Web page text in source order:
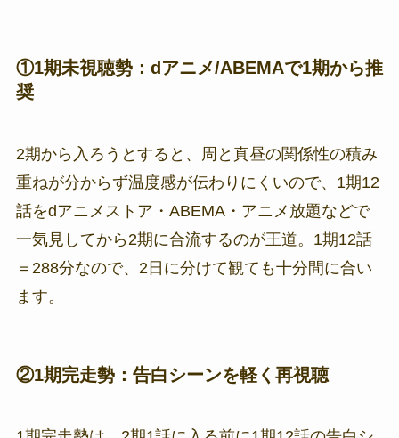
①1期未視聴勢：dアニメ/ABEMAで1期から推
奨
2期から入ろうとすると、周と真昼の関係性の積み
重ねが分からず温度感が伝わりにくいので、1期12
話をdアニメストア・ABEMA・アニメ放題などで
一気見してから2期に合流するのが王道。1期12話
＝288分なので、2日に分けて観ても十分間に合い
ます。
②1期完走勢：告白シーンを軽く再視聴